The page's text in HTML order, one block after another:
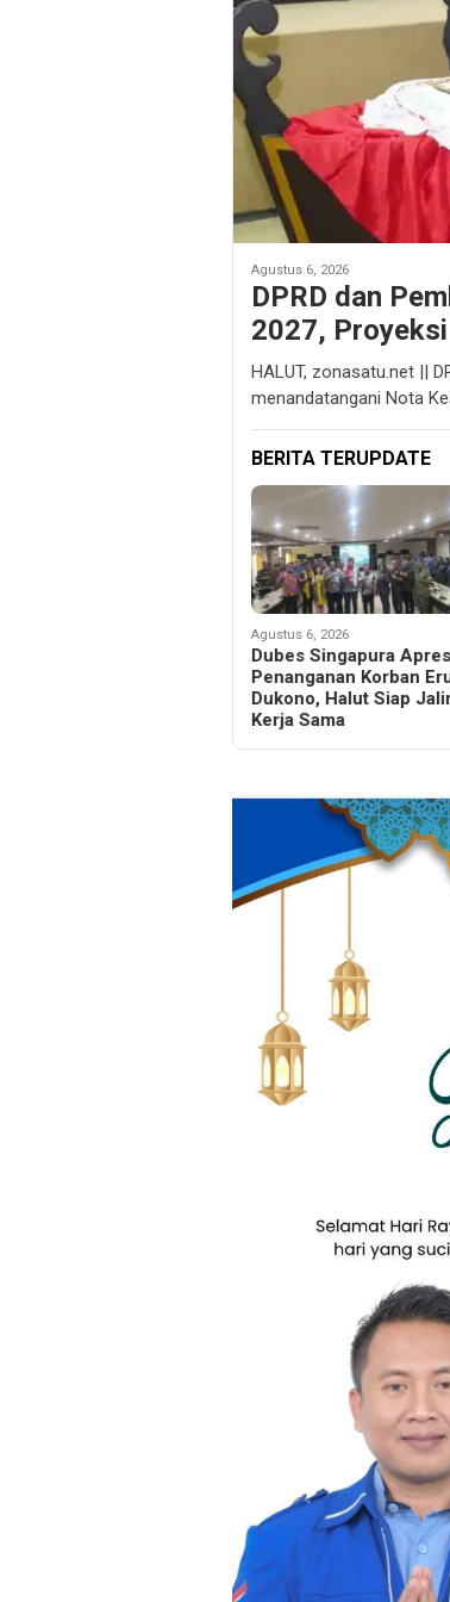
Agustus 6, 2026
DPRD dan
2027,
HALUT, zonasatu.net ||
menandatangani Nota
BERITA TERUPDATE
Agustus 6, 2026
Dubes Singapura
Penanganan Korban
Dukono, Halut Siap
Kerja Sama